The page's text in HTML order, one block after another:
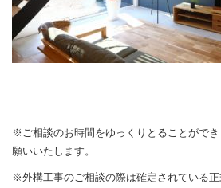
※ご相談のお時間をゆっくりとることがで
願いいたします。
※外構工事のご相談の際は確定されている